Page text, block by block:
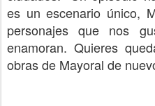
es un escenario único,
personajes que nos
enamoran. Quieres
obras de Mayoral de